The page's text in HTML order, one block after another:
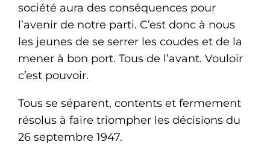
société aura des conséquences pour
l’avenir de notre parti. C’est donc à nous
les jeunes de se serrer les coudes et de la
mener à bon port. Tous de l’avant. Vouloir
c’est pouvoir.
Tous se séparent, contents et fermement
résolus à faire triompher les décisions du
26 septembre 1947.